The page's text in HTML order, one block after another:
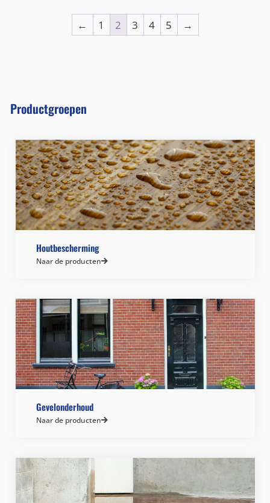
← 1 2 3 4 5 →
Productgroepen
Houtbescherming
Naar de producten
Gevelonderhoud
Naar de producten